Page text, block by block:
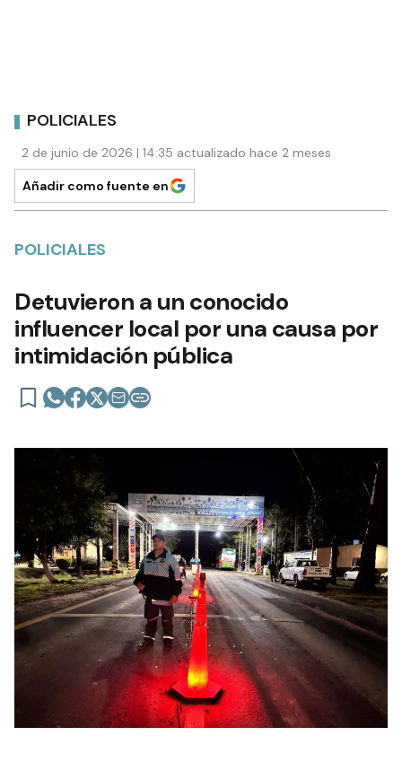
POLICIALES
2 de junio de 2026 | 14:35 actualizado hace 2 meses
Añadir como fuente en
POLICIALES
Detuvieron a un conocido
influencer local por una causa por
intimidación pública